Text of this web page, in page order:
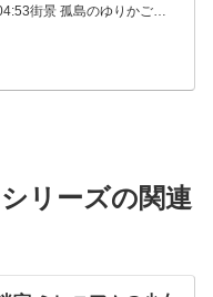
街景 孤島のゆりかご
リーズの関連